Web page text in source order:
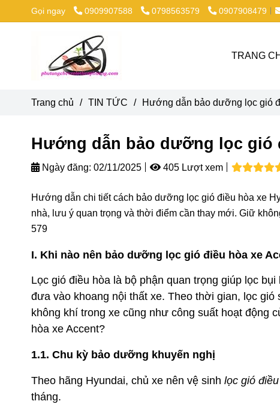
Gọi ngay 0909907588 0798563579 0907908479
TRANG
Trang chủ / TIN TỨC / Hướng dẫn bảo dưỡng lọc gió
Hướng dẫn bảo dưỡng lọc gió
Ngày đăng: 02/11/2025 405 Lượt xem
Hướng dẫn chi tiết cách bảo dưỡng lọc gió điều hòa xe
nhà, lưu ý quan trọng và thời điểm cần thay mới. Giữ
579
I. Khi nào nên bảo dưỡng lọc gió điều hòa xe
Lọc gió điều hòa là bộ phận quan trọng giúp lọc
đưa vào khoang nội thất xe. Theo thời gian, lọc
không khí trong xe cũng như công suất hoạt động
hòa xe Accent?
1.1. Chu kỳ bảo dưỡng khuyến nghị
Theo hãng Hyundai, chủ xe nên vệ sinh lọc gió
tháng.